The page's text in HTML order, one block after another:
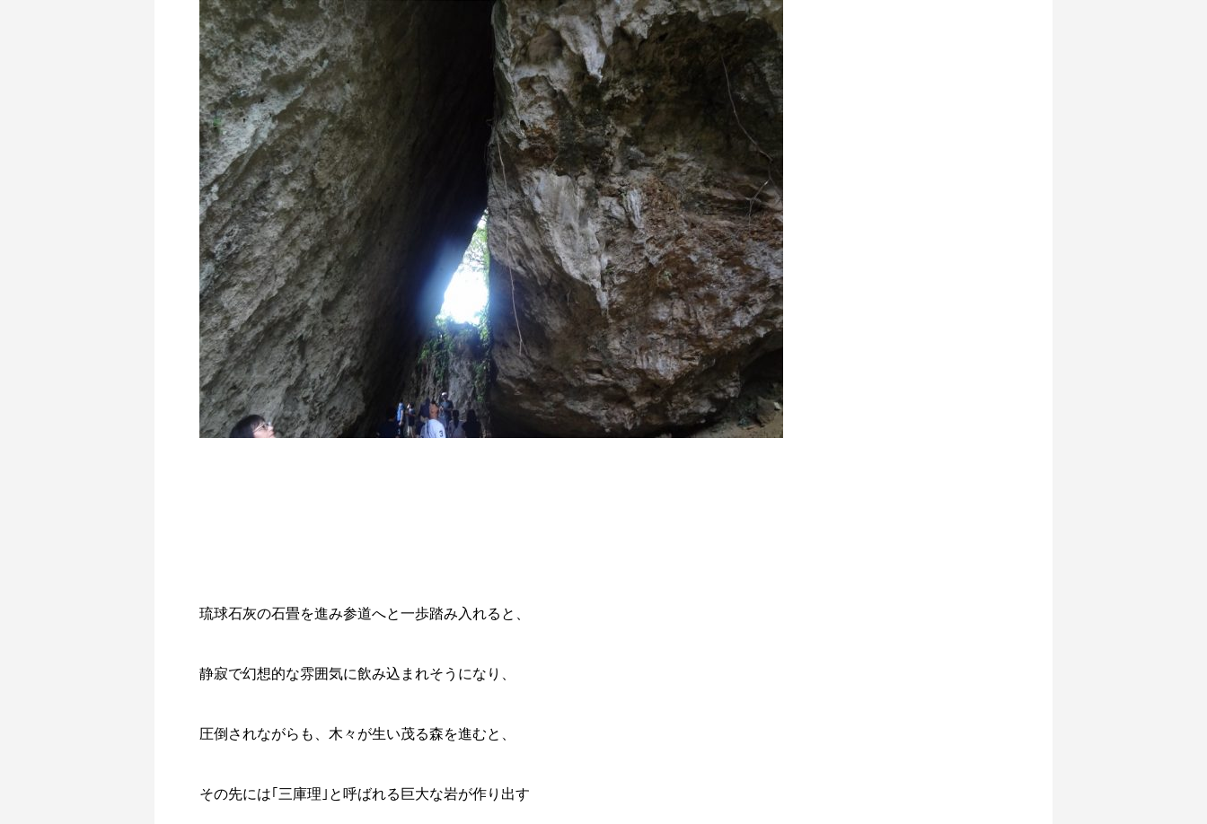
琉球石灰の石畳を進み参道へと一歩踏み入れると、
静寂で幻想的な雰囲気に飲み込まれそうになり、
圧倒されながらも、木々が生い茂る森を進むと、
その先には｢三庫理｣と呼ばれる巨大な岩が作り出す